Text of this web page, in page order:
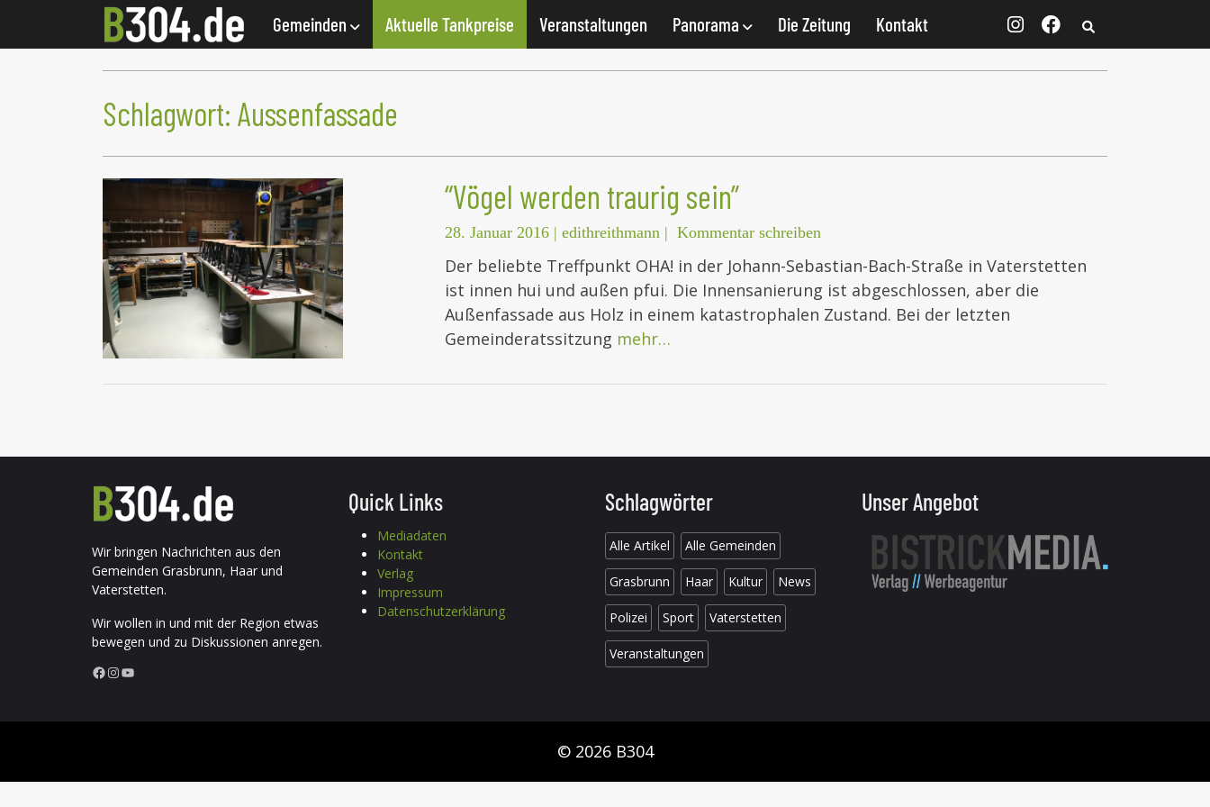
Gemeinden Aktuelle Tankpreise Veranstaltungen Panorama Die Zeitung Kontakt
Schlagwort: Aussenfassade
“Vögel werden traurig sein”
28. Januar 2016 | edithreithmann | Kommentar schreiben
Der beliebte Treffpunkt OHA! in der Johann-Sebastian-Bach-Straße in Vaterstetten
ist innen hui und außen pfui. Die Innensanierung ist abgeschlossen, aber die
Außenfassade aus Holz in einem katastrophalen Zustand. Bei der letzten
Gemeinderatssitzung mehr…
Wir bringen Nachrichten aus den
Gemeinden Grasbrunn, Haar und
Vaterstetten.
Wir wollen in und mit der Region etwas
bewegen und zu Diskussionen anregen.
Facebook InstagramYouTube
Quick Links
Mediadaten
Kontakt
Verlag
Impressum
Datenschutzerklärung
Schlagwörter
Alle Artikel Alle Gemeinden
Grasbrunn Haar Kultur News
Polizei Sport Vaterstetten
Veranstaltungen
Unser Angebot
© 2026 B304